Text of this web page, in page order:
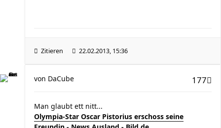
Zitieren 22.02.2013, 15:36
177
von DaCube
Man glaubt ett nitt...
Olympia-Star Oscar Pistorius erschoss seine